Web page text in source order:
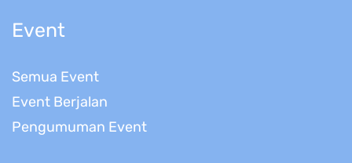
Event
Semua Event
Event Berjalan
Pengumuman Event